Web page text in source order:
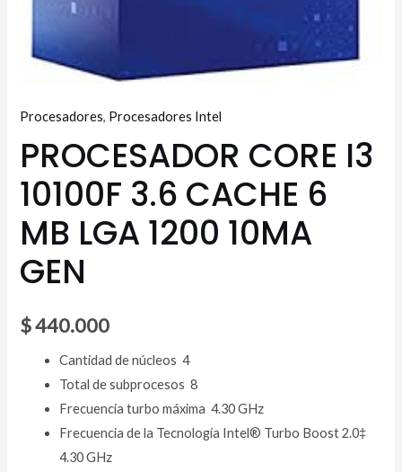
Procesadores, Procesadores Intel
PROCESADOR CORE I3
10100F 3.6 CACHE 6
MB LGA 1200 10MA
GEN
$440.000
Cantidad de núcleos 4
Total de subprocesos 8
Frecuencia turbo máxima 4.30 GHz
Frecuencia de la Tecnología Intel® Turbo Boost 2.0‡
4.30 GHz